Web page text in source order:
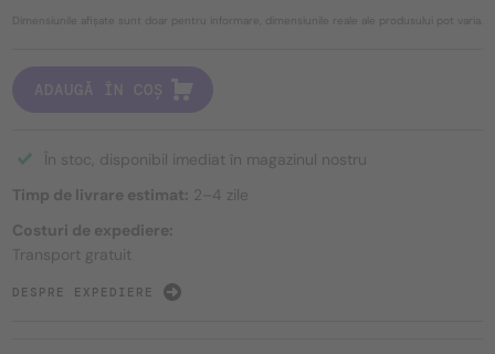
Dimensiunile afișate sunt doar pentru informare, dimensiunile reale ale produsului pot varia.
ADAUGĂ ÎN COȘ
În stoc, disponibil imediat în magazinul nostru
Timp de livrare estimat: 2–4 zile
Costuri de expediere:
Transport gratuit
DESPRE EXPEDIERE